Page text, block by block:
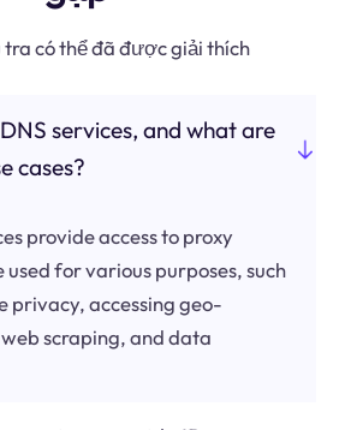
tra có thể đã được giải thích
services, and what are
cases?
provide access to proxy
for various purposes, such
privacy, accessing geo-
scraping, and data